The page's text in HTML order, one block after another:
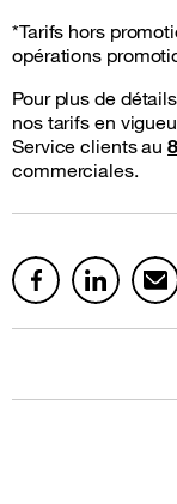
*Tarifs hors
opérations
Pour plus de
nos tarifs en
Service clients au
commerciales.